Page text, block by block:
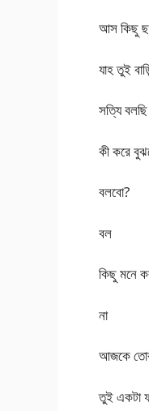
আস কিছু
যাহ তুই
সত্যি
কী করে
বলবো?
বল
কিছু মনে
না
আজকে
তুই একটা